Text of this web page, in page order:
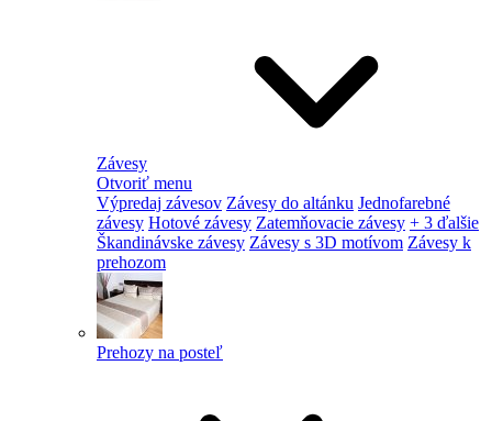
Závesy
Otvoriť menu
Výpredaj závesov Závesy do altánku Jednofarebné
závesy Hotové závesy Zatemňovacie závesy + 3 ďalšie
Škandinávske závesy Závesy s 3D motívom Závesy k
prehozom
Prehozy na posteľ